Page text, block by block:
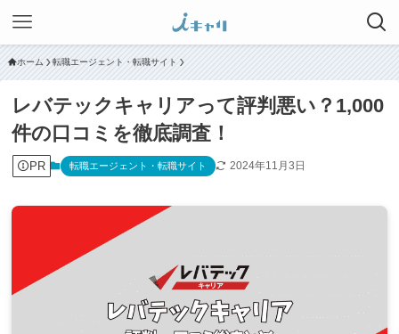
ホーム 転職エージェント・転職サイト
レバテックキャリアって評判悪い？1,000
件の口コミを徹底調査！
PR 転職エージェント・転職サイト 2024年11月3日